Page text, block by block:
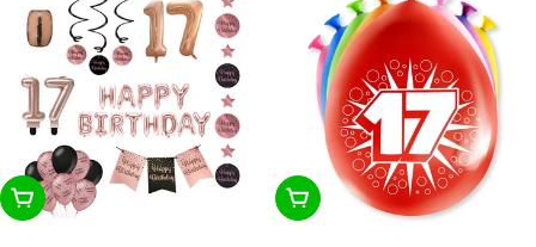
In winkelwagen In winkelwagen